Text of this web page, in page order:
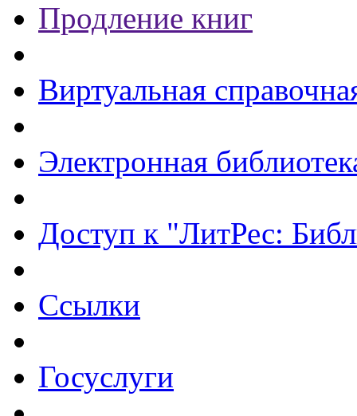
Продление книг
Виртуальная
Электронная
Доступ к "ЛитРес:
Ссылки
Госуслуги